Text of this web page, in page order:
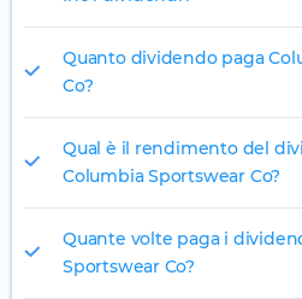
Quanto dividendo paga
Co?
Qual è il rendimento del
Columbia Sportswear Co?
Quante volte paga i
Sportswear Co?